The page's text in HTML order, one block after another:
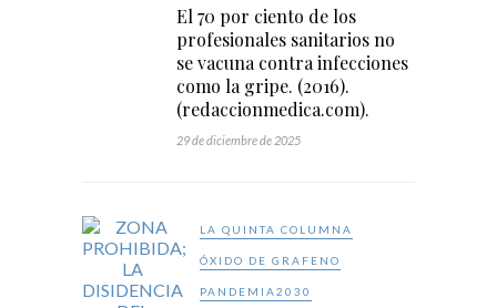
El 70 por ciento de los
profesionales sanitarios no
se vacuna contra infecciones
como la gripe. (2016).
(redaccionmedica.com).
29 de diciembre de 2025
LA QUINTA COLUMNA
ÓXIDO DE GRAFENO
PANDEMIA2030